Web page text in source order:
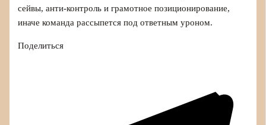
сейвы, анти-контроль и грамотное позиционирование,
иначе команда рассыпется под ответным уроном.
Поделиться